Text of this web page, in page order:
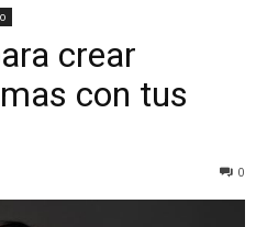
crear
con tus
0